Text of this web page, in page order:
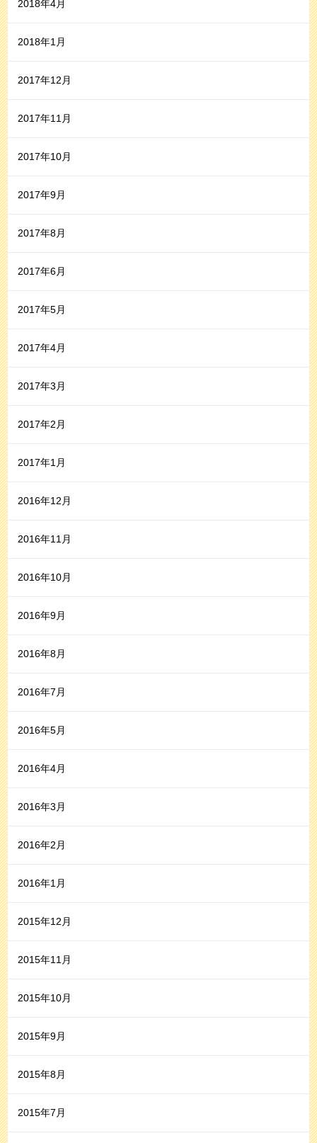
2018年4月
2018年1月
2017年12月
2017年11月
2017年10月
2017年9月
2017年8月
2017年6月
2017年5月
2017年4月
2017年3月
2017年2月
2017年1月
2016年12月
2016年11月
2016年10月
2016年9月
2016年8月
2016年7月
2016年5月
2016年4月
2016年3月
2016年2月
2016年1月
2015年12月
2015年11月
2015年10月
2015年9月
2015年8月
2015年7月